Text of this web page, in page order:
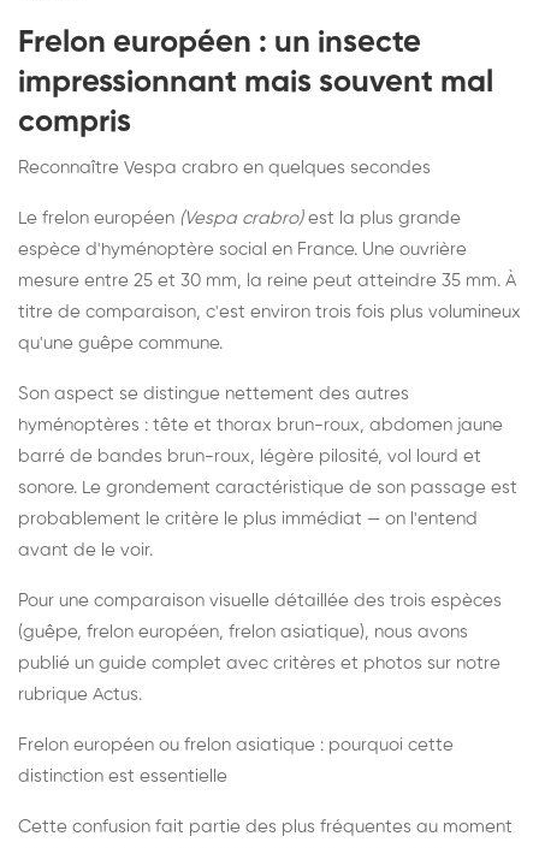
Frelon européen : un insecte
impressionnant mais souvent mal
compris
Reconnaître Vespa crabro en quelques secondes
Le frelon européen (Vespa crabro)est la plus grande
espèce d'hyménoptère social en France. Une ouvrière
mesure entre 25 et 30 mm, la reine peut atteindre 35 mm. À
titre de comparaison, c'est environ trois fois plus volumineux
qu'une guêpe commune.
Son aspect se distingue nettement des autres
hyménoptères : tête et thorax brun-roux, abdomen jaune
barré de bandes brun-roux, légère pilosité, vol lourd et
sonore. Le grondement caractéristique de son passage est
probablement le critère le plus immédiat — on l'entend
avant de le voir.
Pour une comparaison visuelle détaillée des trois espèces
(guêpe, frelon européen, frelon asiatique), nous avons
publié un guide complet avec critères et photos sur notre
rubrique Actus.
Frelon européen ou frelon asiatique : pourquoi cette
distinction est essentielle
Cette confusion fait partie des plus fréquentes au moment